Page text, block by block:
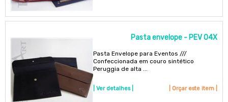
Pasta envelope - PEV 04X
Pasta Envelope para Eventos ///
Confeccionada em couro sintético
Peruggia de alta ...
| Ver detalhes | | Orçar este item |